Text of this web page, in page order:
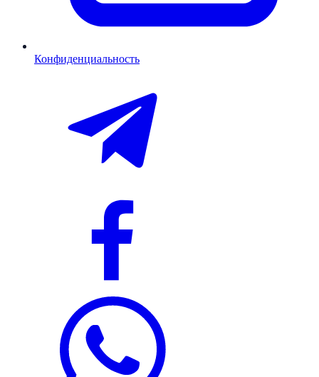
Конфиденциальность